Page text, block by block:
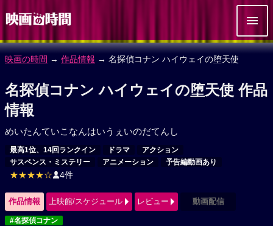
映画の時間 → 作品情報 → 名探偵コナン ハイウェイの堕天使
名探偵コナン ハイウェイの堕天使 作品
情報
めいたんていこなんはいうぇいのだてんし
最高1位、14回ランクイン ドラマ
アクション
サスペンス・ミステリー
アニメーション 予告編動画あり
★★★★☆ 4件
作品情報 上映館/スケジュール レビュー 動画配信
#名探偵コナン